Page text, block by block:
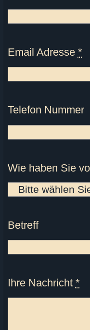
Email Adresse *
Telefon Nummer
Wie haben Sie
Betreff
Ihre Nachricht *